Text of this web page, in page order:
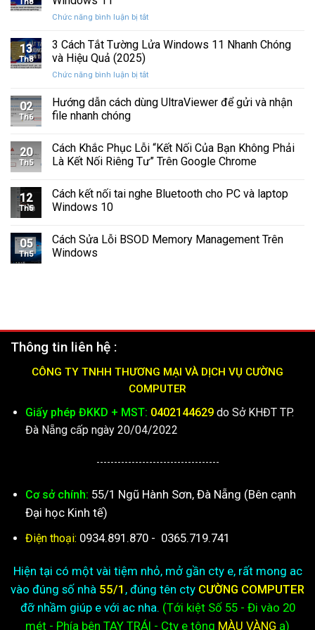
Cứng
Hỏng
Hình
Giác
Trên
C
Th8
Chức năng bình luận bị tắtở
Sửa
Âm
Khi
11
13
Th8
3 Cách Tắt Tường Lửa Windows 11 Nhanh Chóng
và Hiệu Quả (2025)
Chức năng bình luận bị tắtở
Cách
Tắt
Windows
11
và
02
Th6
Hướng dẫn cách dùng UltraViewer để gửi và nhận
file nhanh chóng
20
Th5
Cách Khắc Phục Lỗi “Kết Nối Của Bạn Không Phải
Là Kết Nối Riêng Tư” Trên Google Chrome
12
Th5
Cách kết nối tai nghe Bluetooth cho PC và laptop
Windows 10
05
Th5
Cách Sửa Lỗi BSOD Memory Management Trên
Windows
Thông tin liên hệ :
CÔNG TY TNHH THƯƠNG MẠI VÀ DỊCH VỤ CƯỜNG
COMPUTER
Giấy phép ĐKKD + MST: 0402144629do Sở KHĐT TP.
Đà Nẵng cấp ngày 20/04/2022
-----------------------------------
Cơ sở chính: 55/1 Ngũ Hành Sơn, Đà Nẵng (Bên cạnh
Đại học Kinh tế)
Điện thoại: 0934.891.870 - 0365.719.741
Hiện tại có một vài tiệm nhỏ, mở gần cty e, rất mong ac
vào đúng số nhà 55/1 , đúng tên cty CƯỜNG COMPUTER
đỡ nhầm giúp e với ac nha. (Tới kiệtSố 55 - Đi vào 20
mét - Phía bên TAY TRÁI - Cty e tông MÀU VÀNG ạ)